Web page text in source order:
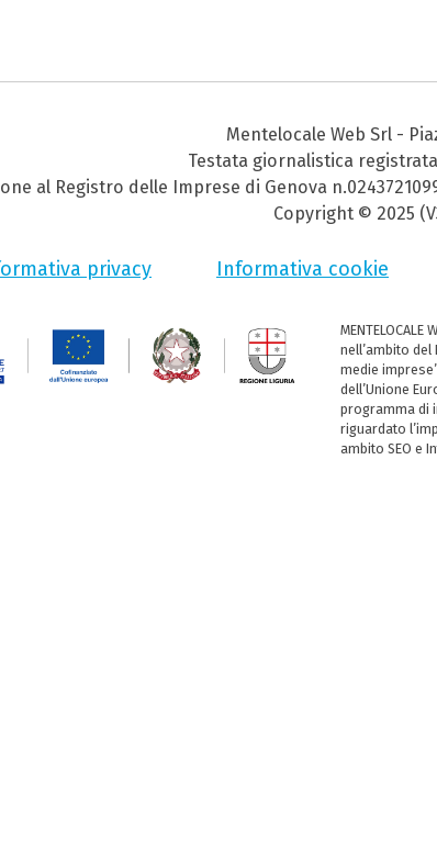
Mentelocale Web Srl -
Testata giornalistica
al Registro delle Imprese di Genova
Copyright © 2025
privacy Informativa cookie
nell’ambito
medie
dell’Unione
programma di
riguardato
ambito SEO e